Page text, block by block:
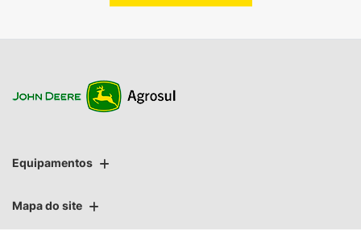
Equipamentos
Mapa do site